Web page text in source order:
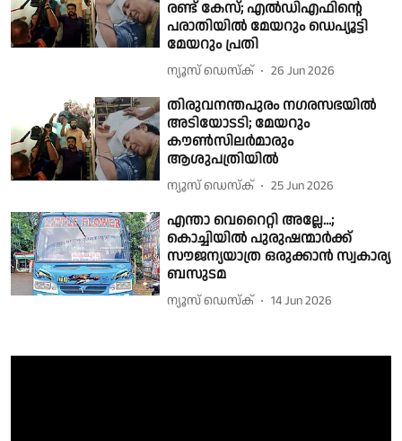
രണ്ട് കേസ്; എൽഡിഎഫിന്റെ
പരാതിയിൽ മേയറും ഡെപ്യൂട്ടി
മേയറും പ്രതി
ന്യൂസ് ഡെസ്ക് 26 Jun 2026
തിരുവനന്തപുരം നഗരസഭയില്‍
അടിയോടടി; മേയറും
കൗണ്‍സിലര്‍മാരും
ആശുപത്രിയില്‍
ന്യൂസ് ഡെസ്ക് 25 Jun 2026
എന്താ വെറൈറ്റി അല്ലേ...;
കൊച്ചിയിൽ പുരുഷന്മാർക്ക്
സൗജന്യയാത്ര ഒരുക്കാൻ സ്വകാര്യ
ബസുടമ
ന്യൂസ് ഡെസ്ക് 14 Jun 2026